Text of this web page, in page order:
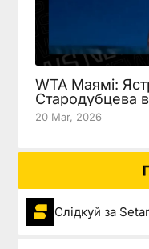
WTA Маямі:
Стародубцева
20 Mar, 2026
Слідкуй за